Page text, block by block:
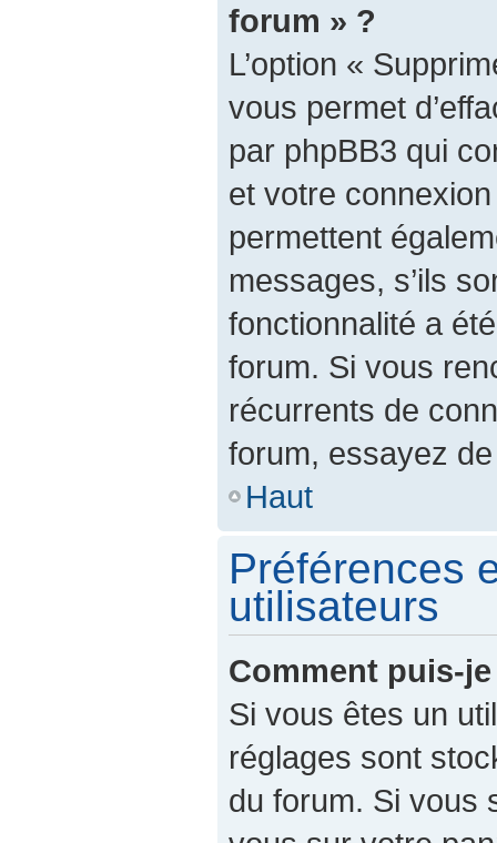
forum » ?
L’option «
vous permet
par phpBB3 qui
et votre
permettent
messages, s’ils
fonctionnalité a
forum. Si vous
récurrents de
forum, essayez
Haut
Préférences
utilisateurs
Comment puis-
Si vous êtes un
réglages sont
du forum. Si vous